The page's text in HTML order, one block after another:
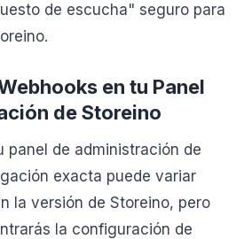
de escucha" seguro para
en tu Panel
de Storeino
panel de administración de
exacta puede variar
la versión de Storeino, pero
la configuración de